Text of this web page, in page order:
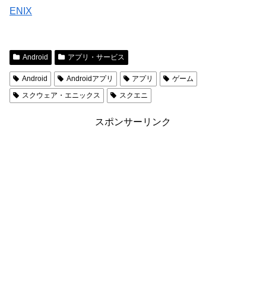
ENIX
Android アプリ・サービス
Android Androidアプリ アプリ
ゲーム
スクウェア・エニックス
スクエニ
スポンサーリンク